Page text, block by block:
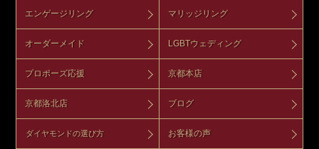
エンゲージリング マリッジリング
オーダーメイド LGBTウェディング
プロポーズ応援 京都本店
京都洛北店 ブログ
ダイヤモンドの選び方 お客様の声